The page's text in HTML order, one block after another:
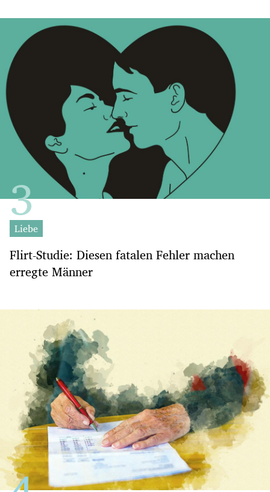
Liebe
Flirt-Studie: Diesen fatalen Fehler machen
erregte Männer